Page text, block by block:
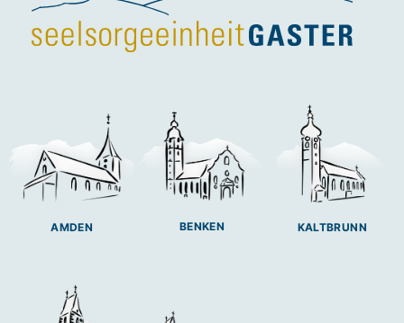
AMDEN BENKEN KALTBRUNN